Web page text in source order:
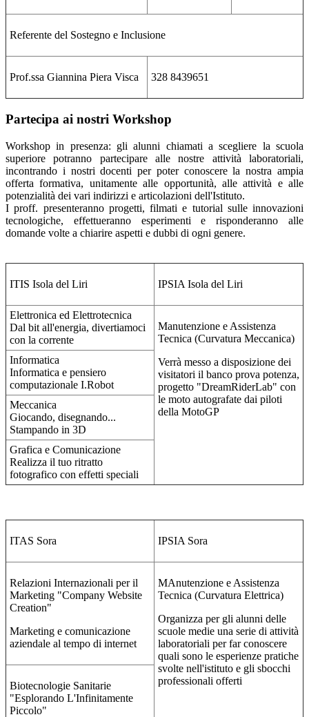
Referente del Sostegno e Inclusione
Prof.ssa Giannina Piera Visca 328 8439651
Partecipa ai nostri Workshop
Workshop in presenza: gli alunni chiamati a scegliere la scuola
superiore potranno partecipare alle nostre attività laboratoriali,
incontrando i nostri docenti per poter conoscere la nostra ampia
offerta formativa, unitamente alle opportunità, alle attività e alle
potenzialità dei vari indirizzi e articolazioni dell'Istituto.
I proff. presenteranno progetti, filmati e tutorial sulle innovazioni
tecnologiche, effettueranno esperimenti e risponderanno alle
domande volte a chiarire aspetti e dubbi di ogni genere.
ITIS Isola del Liri IPSIA Isola del Liri
Elettronica ed Elettrotecnica
Dal bit all'energia, divertiamoci
con la corrente
Manutenzione e Assistenza
Tecnica (Curvatura Meccanica)
Verrà messo a disposizione dei
visitatori il banco prova potenza,
progetto "DreamRiderLab" con
le moto autografate dai piloti
della MotoGP
Informatica
Informatica e pensiero
computazionale I.Robot
Meccanica
Giocando, disegnando...
Stampando in 3D
Grafica e Comunicazione
Realizza il tuo ritratto
fotografico con effetti speciali
ITAS Sora IPSIA Sora
Relazioni Internazionali per il
Marketing "Company Website
Creation"
Marketing e comunicazione
aziendale al tempo di internet
MAnutenzione e Assistenza
Tecnica (Curvatura Elettrica)
Organizza per gli alunni delle
scuole medie una serie di attività
laboratoriali per far conoscere
quali sono le esperienze pratiche
svolte nell'istituto e gli sbocchi
professionali offerti
Biotecnologie Sanitarie
"Esplorando L'Infinitamente
Piccolo"